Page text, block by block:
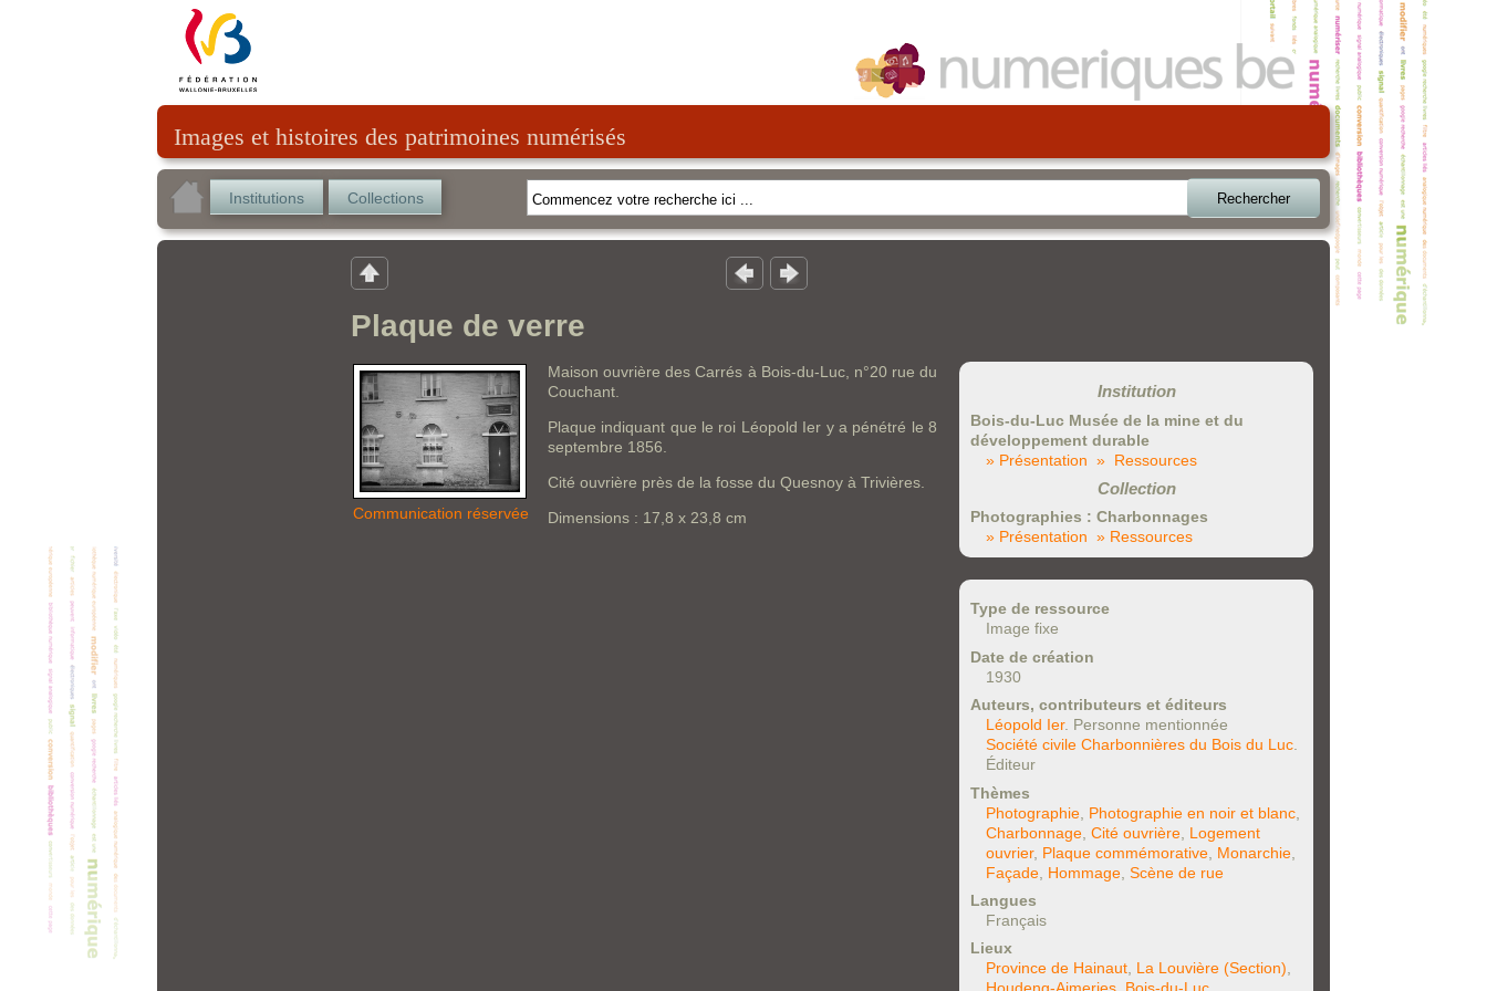
Images et histoires des patrimoines numérisés
Institutions Collections Rechercher
Plaque de verre
Communication réservée
Maison ouvrière des Carrés à Bois-du-Luc, n°20 rue du
Couchant.
Plaque indiquant que le roi Léopold Ier y a pénétré le 8
septembre 1856.
Cité ouvrière près de la fosse du Quesnoy à Trivières.
Dimensions : 17,8 x 23,8 cm
Institution
Bois-du-Luc Musée de la mine et du
développement durable
» Présentation » Ressources
Collection
Photographies : Charbonnages
» Présentation » Ressources
Type de ressource
Image fixe
Date de création
1930
Auteurs, contributeurs et éditeurs
Léopold Ier. Personne mentionnée
Société civile Charbonnières du Bois du Luc.
Éditeur
Thèmes
Photographie Photographie en noir et blanc
Charbonnage Cité ouvrière Logement
ouvrier, Plaque commémorative Monarchie
Façade Hommage Scène de rue
Langues
Français
Lieux
Province de Hainaut, La Louvière (Section),